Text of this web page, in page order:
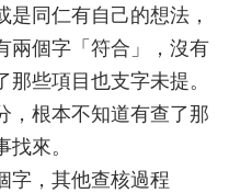
同仁有自己的想法，
兩個字「符合」，沒有
些項目也支字未提。
，根本不知道有查了那
來。
字，其他查核過程